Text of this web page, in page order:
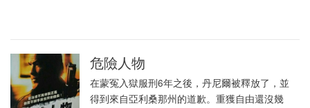
危險人物
在蒙冤入獄服刑6年之後，丹尼爾被釋放了，並
得到來自亞利桑那州的道歉。重獲自由還沒幾